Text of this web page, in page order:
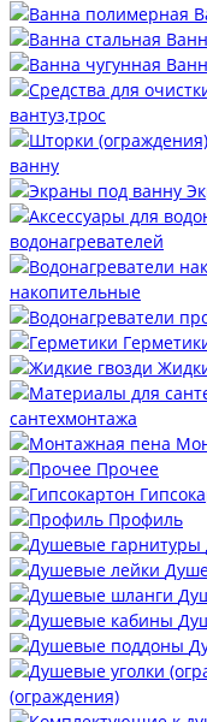
вантуз,трос
ванну
водонагревателей
накопительные
сантехмонтажа
Прочее
Профиль
(ограждения)